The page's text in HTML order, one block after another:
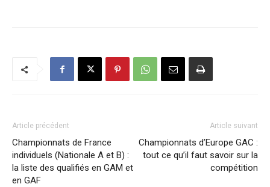
Article précédent
Championnats de France
individuels (Nationale A et B) :
la liste des qualifiés en GAM et
en GAF
Article suivant
Championnats d’Europe GAC :
tout ce qu’il faut savoir sur la
compétition